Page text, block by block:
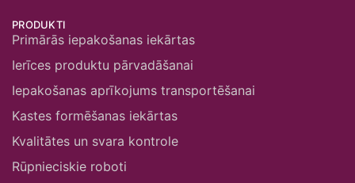
PRODUKTI
Primārās iepakošanas iekārtas
Ierīces produktu pārvadāšanai
Iepakošanas aprīkojums transportēšanai
Kastes formēšanas iekārtas
Kvalitātes un svara kontrole
Rūpnieciskie roboti